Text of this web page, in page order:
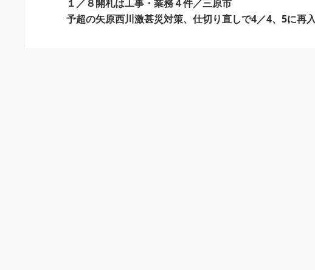
１／８開札は工事・業務４件／三原市
予超の矢原西川激甚災対策、仕切り直しで4／4、5に再